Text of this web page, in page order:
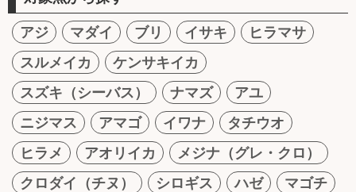
アジ マダイ ブリ イサキ
ヒラマサ
スルメイカ
ケンサキイカ
スズキ（シーバス）
ナマズ
アユ
ニジマス
アマゴ イワナ
タチウオ
ヒラメ
アオリイカ
メジナ（グレ・クロ）
クロダイ（チヌ）
シロギス ハゼ
マゴチ